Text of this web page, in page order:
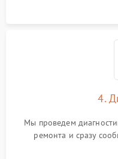
4.
Мы проведем
ремонта и сразу